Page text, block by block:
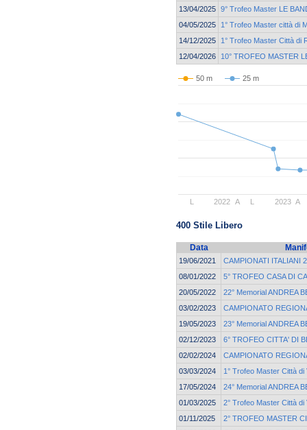
13/04/2025 9° Trofeo Master LE
04/05/2025
1° Trofeo Master città di
14/12/2025
1° Trofeo Master Città di
12/04/2026
10° TROFEO MASTER
50 m 25 m
2022 2023
A A
400 Stile Libero
Data
19/06/2021
CAMPIONATI ITALIANI
08/01/2022
5° TROFEO CASA DI
20/05/2022
22° Memorial ANDREA
03/02/2023
CAMPIONATO
19/05/2023
23° Memorial ANDREA
02/12/2023
6° TROFEO CITTA' DI
02/02/2024
CAMPIONATO
03/03/2024
1° Trofeo Master Città
17/05/2024
24° Memorial ANDREA
01/03/2025
2° Trofeo Master Città
01/11/2025
2° TROFEO MASTER